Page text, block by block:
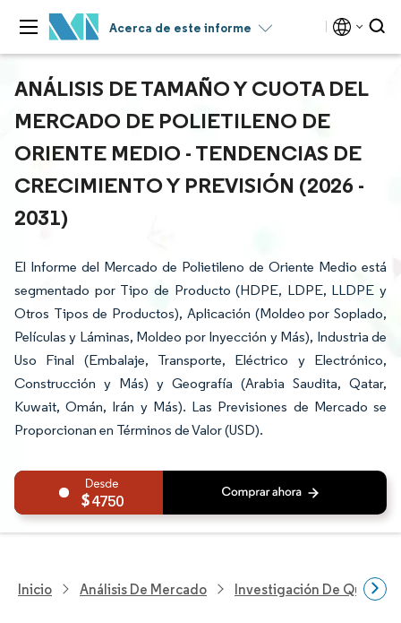
Acerca de este informe
ANÁLISIS DE TAMAÑO Y CUOTA DEL
MERCADO DE POLIETILENO DE
ORIENTE MEDIO - TENDENCIAS DE
CRECIMIENTO Y PREVISIÓN (2026 -
2031)
El Informe del Mercado de Polietileno de Oriente Medio está
segmentado por Tipo de Producto (HDPE, LDPE, LLDPE y
Otros Tipos de Productos), Aplicación (Moldeo por Soplado,
Películas y Láminas, Moldeo por Inyección y Más), Industria de
Uso Final (Embalaje, Transporte, Eléctrico y Electrónico,
Construcción y Más) y Geografía (Arabia Saudita, Qatar,
Kuwait, Omán, Irán y Más). Las Previsiones de Mercado se
Proporcionan en Términos de Valor (USD).
4750
Inicio Análisis De Mercado Investigación De